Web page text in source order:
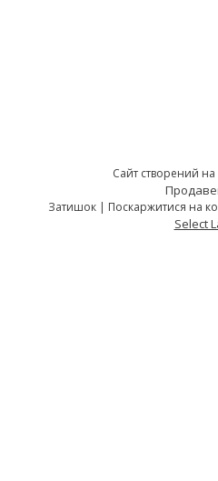
Сайт створений на
Затишок | Поскаржитися на
Select